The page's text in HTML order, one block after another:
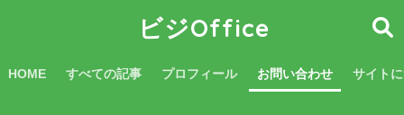
ビジOffice
HOME すべての記事 プロフィール お問い合わせ サイト